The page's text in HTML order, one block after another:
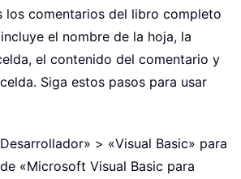
los comentarios del libro completo
el nombre de la hoja, la
el contenido del comentario y
Siga estos pasos para usar
> «Visual Basic» para
«Microsoft Visual Basic para